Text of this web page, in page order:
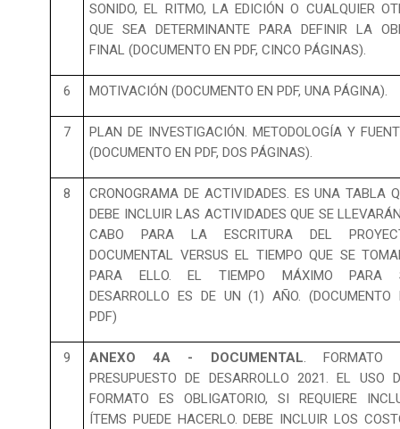
SONIDO, EL RITMO, LA EDICIÓN O CUALQUIER
QUE SEA DETERMINANTE PARA DEFINIR LA
FINAL (DOCUMENTO EN PDF, CINCO PÁGINAS).
6 MOTIVACIÓN (DOCUMENTO EN PDF, UNA PÁGINA).
7
PLAN DE INVESTIGACIÓN. METODOLOGÍA Y
(DOCUMENTO EN PDF, DOS PÁGINAS).
8
CRONOGRAMA DE ACTIVIDADES. ES UNA TABLA
DEBE INCLUIR LAS ACTIVIDADES QUE SE
CABO PARA LA ESCRITURA DEL
DOCUMENTAL VERSUS EL TIEMPO QUE SE
PARA ELLO. EL TIEMPO MÁXIMO PARA
DESARROLLO ES DE UN (1) AÑO. (DOCUMENTO
PDF)
9 ANEXO 4A - DOCUMENTAL. FORMATO
PRESUPUESTO DE DESARROLLO 2021. EL USO
FORMATO ES OBLIGATORIO, SI REQUIERE
ÍTEMS PUEDE HACERLO. DEBE INCLUIR LOS